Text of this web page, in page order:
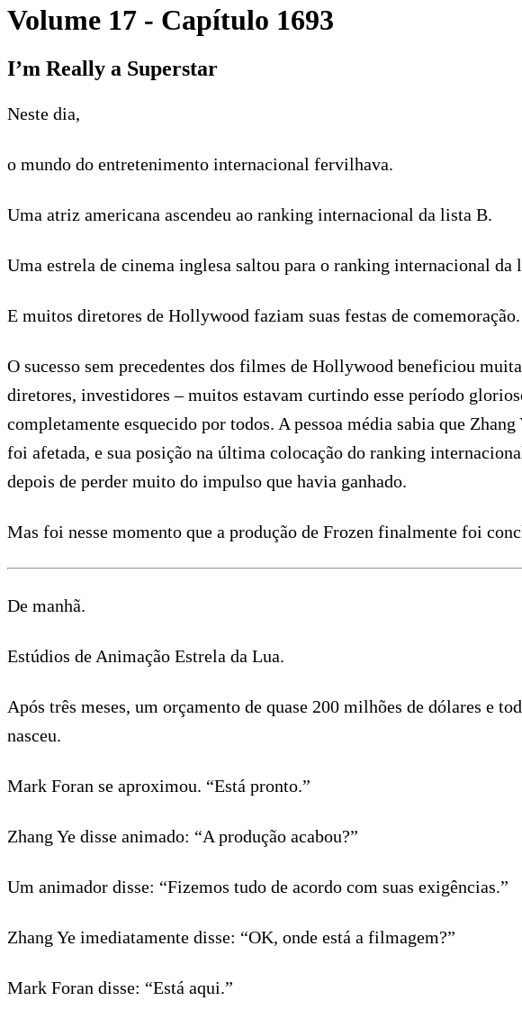
Volume 17 - Capítulo 1693
I’m Really a Superstar
Neste dia,
o mundo do entretenimento internacional fervilhava.
Uma atriz americana ascendeu ao ranking internacional da lista B.
Uma estrela de cinema inglesa saltou para o ranking internacional da
E muitos diretores de Hollywood faziam suas festas de comemoração.
O sucesso sem precedentes dos filmes de Hollywood beneficiou
diretores, investidores – muitos estavam curtindo esse período
completamente esquecido por todos. A pessoa média sabia que
foi afetada, e sua posição na última colocação do ranking
depois de perder muito do impulso que havia ganhado.
Mas foi nesse momento que a produção de Frozen finalmente foi
De manhã.
Estúdios de Animação Estrela da Lua.
Após três meses, um orçamento de quase 200 milhões de dólares e
nasceu.
Mark Foran se aproximou. “Está pronto.”
Zhang Ye disse animado: “A produção acabou?”
Um animador disse: “Fizemos tudo de acordo com suas exigências.”
Zhang Ye imediatamente disse: “OK, onde está a filmagem?”
Mark Foran disse: “Está aqui.”